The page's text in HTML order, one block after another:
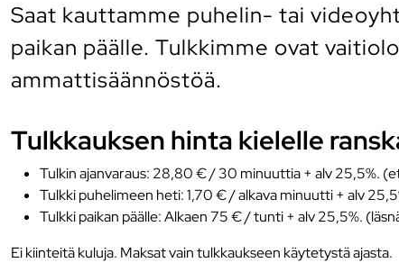
Saat kauttamme puhelin- tai
paikan päälle. Tulkkimme ovat
ammattisäännöstöä.
Tulkkauksen hinta kielelle
Tulkin ajanvaraus: 28,80 € / 30 minuuttia + alv 25,5%.
Tulkki puhelimeen heti: 1,70 € / alkava minuutti + alv
Tulkki paikan päälle: Alkaen 75 € / tunti + alv 25,5%.
Ei kiinteitä kuluja. Maksat vain tulkkaukseen käytetystä ajasta.